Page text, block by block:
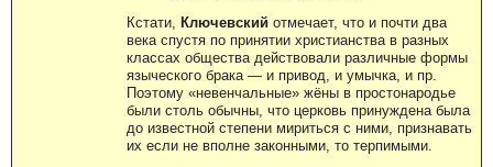
Кстати,
Ключевский отмечает, что и почти два
века спустя по принятии христианства в разных
классах общества действовали различные формы
языческого брака — и привод, и умычка, и пр.
Поэтому «невенчальные» жёны в простонародье
были столь обычны, что церковь принуждена была
до известной степени мириться с ними, признавать
их если не вполне законными, то терпимыми.